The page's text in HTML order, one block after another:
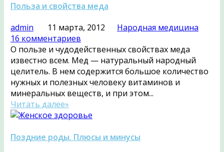
Польза и свойства меда
admin
11 марта, 2012
Народная медицина
16 комментариев
О пользе и чудодейственных свойствах меда
известно всем. Мед — натуральный народный
целитель. В нем содержится большое количество
нужных и полезных человеку витаминов и
минеральных веществ, и при этом...
Читать далее»
Поздние роды. Плюсы и минусы